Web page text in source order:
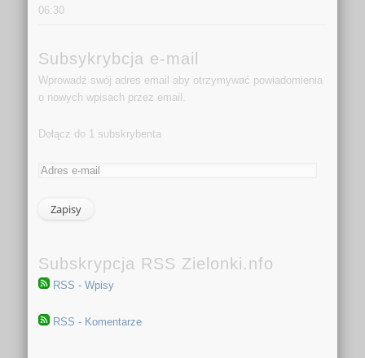
06:30
Subsykrybcja e-mail
Wprowadź swój adres email aby otrzymywać powiadomienia
o nowych wpisach przez email.
Dołącz do 1 subskrybenta
Subskrypcja RSS Zielonki.nfo
RSS - Wpisy
RSS - Komentarze